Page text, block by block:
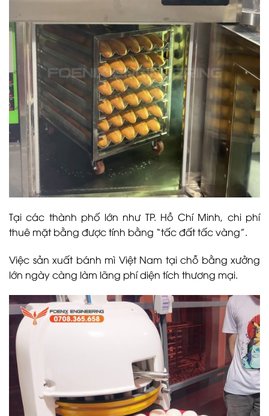
Tại các thành phố lớn như TP. Hồ Chí Minh, chi phí
thuê mặt bằng được tính bằng “tấc đất tấc vàng”.
Việc sản xuất bánh mì Việt Nam tại chỗ bằng xưởng
lớn ngày càng làm lãng phí diện tích thương mại.